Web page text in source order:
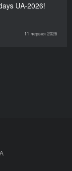
UA-2026!
11 червня 2026